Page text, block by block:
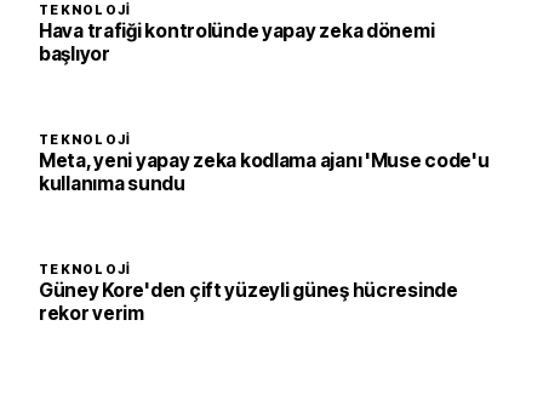
TEKNOLOJI
Hava trafiği kontrolünde yapay zeka dönemi
başlıyor
TEKNOLOJI
Meta, yeni yapay zeka kodlama ajanı 'Muse code'u
kullanıma sundu
TEKNOLOJI
Güney Kore'den çift yüzeyli güneş hücresinde
rekor verim